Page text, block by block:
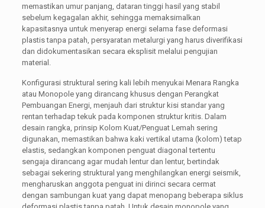
memastikan umur panjang, dataran tinggi hasil yang stabil
sebelum kegagalan akhir, sehingga memaksimalkan
kapasitasnya untuk menyerap energi selama fase deformasi
plastis tanpa patah, persyaratan metalurgi yang harus diverifikasi
dan didokumentasikan secara eksplisit melalui pengujian
material.
Konfigurasi struktural sering kali lebih menyukai Menara Rangka
atau Monopole yang dirancang khusus dengan Perangkat
Pembuangan Energi, menjauh dari struktur kisi standar yang
rentan terhadap tekuk pada komponen struktur kritis. Dalam
desain rangka, prinsip Kolom Kuat/Penguat Lemah sering
digunakan, memastikan bahwa kaki vertikal utama (kolom) tetap
elastis, sedangkan komponen penguat diagonal tertentu
sengaja dirancang agar mudah lentur dan lentur, bertindak
sebagai sekering struktural yang menghilangkan energi seismik,
mengharuskan anggota penguat ini dirinci secara cermat
dengan sambungan kuat yang dapat menopang beberapa siklus